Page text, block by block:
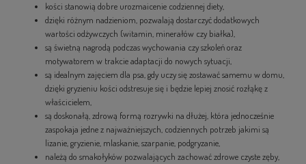
kości stanowią dobre urozmaicenie codziennej diety,
dzięki różnym nadzieniom, pozwalają dostarczyć dodatkowych
wartości odżywczych (witamin, minerałów czy białka),
są świetną nagrodą podczas wychowania czy szkoleń oraz
motywatorem w trakcie adaptacji do nowych sytuacji,
są idealnym zajęciem dla psa, gdy uczy się zostawać samemu w domu,
dzięki gryzieniu kości odstresuje się i będzie lepiej znosić rozłąkę z
właścicielem,
są doskonałą, zdrową formą rozrywki na dłużej, która jednocześnie
zaspokaja jedne z najważniejszych, codziennych potrzeb jakimi są
lizanie, gryzienie, mlaskanie, szarpanie, podgryzanie,
należą do smakołyków pozwalających zachować zdrowe czyste zęby,